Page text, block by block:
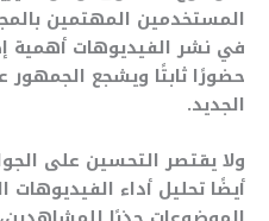
المستخدمين المهتمين
في نشر الفيديوهات أهمية
حضورًا ثابتًا ويشجع الجمهور
الجديد.
ولا يقتصر التحسين على
أيضًا تحليل أداء الفيديوهات